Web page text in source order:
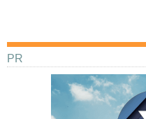
PR